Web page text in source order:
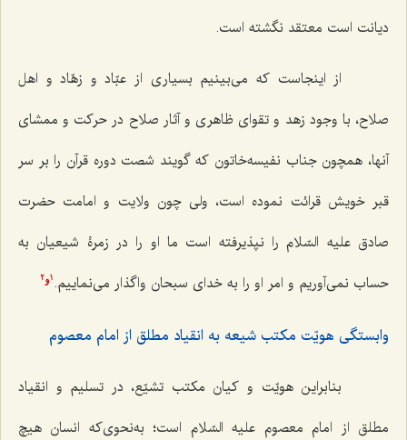
دیانت است معتقد نگشته است.
از اینجاست که می‌بینیم بسیاری از عبّاد و زهّاد و اهل
صلاح، با وجود زهد و تقوای ظاهری و آثار صلاح در حرکت و ممشای
آنها، همچون جناب نفیسه‌خاتون که گویند شصت دوره قرآن را بر سر
قبر خویش قرائت نموده است، ولی چون ولایت و امامت حضرت
صادق علیه السّلام را نپذیرفته است ما او را در زمرۀ شیعیان به
‌حساب نمی‌آوریم و امر او را به خدای سبحان واگذار می‌نماییم. 1و2
وابستگی هویّت مکتب شیعه به انقیاد مطلق از امام معصوم
بنابراین هویّت و کیان مکتب تشیّع، در تسلیم و انقیاد
مطلق از امام معصوم علیه السّلام است؛ به‌نحوی‌که انسان هیچ